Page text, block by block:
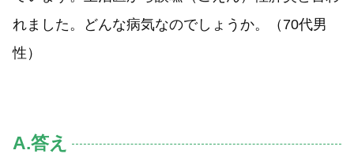
れました。どんな病気なのでしょうか。（70代男
性）
A.答え